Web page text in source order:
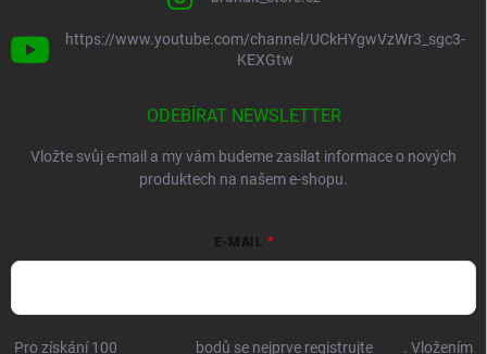
https://www.youtube.com/channel/UCkHYgwVzWr3_sgc3-
KEXGtw
ODEBÍRAT NEWSLETTER
Vložte svůj e-mail a my vám budeme zasílat informace o nových
produktech na našem e-shopu.
E-MAIL
Pro získání 100 bodů se nejprve registrujte . Vložením